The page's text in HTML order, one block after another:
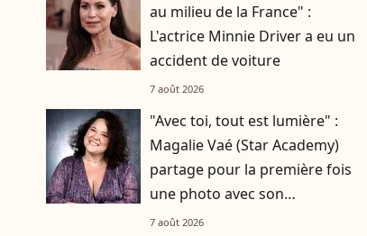
au milieu de la France" :
L'actrice Minnie Driver a eu un
accident de voiture
7 août 2026
"Avec toi, tout est lumière" :
Magalie Vaé (Star Academy)
partage pour la première fois
une photo avec son
compagnon
7 août 2026